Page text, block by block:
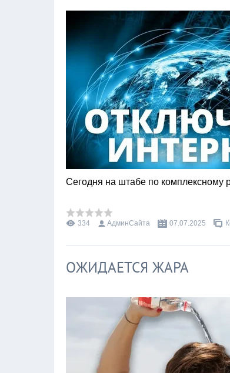
Сегодня на штабе по комплексному
334 АдминСайта 07.07.2025
ОЖИДАЕТСЯ ЖАРА